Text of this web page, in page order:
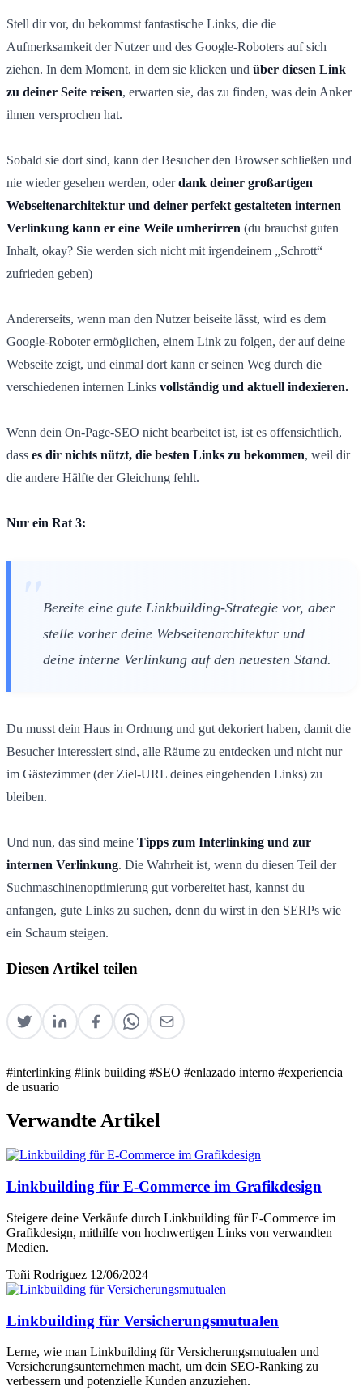
Stell dir vor, du bekommst fantastische Links, die die
Aufmerksamkeit der Nutzer und des Google-Roboters auf sich
ziehen. In dem Moment, in dem sie klicken und über diesen Link
zu deiner Seite reisen, erwarten sie, das zu finden, was dein Anker
ihnen versprochen hat.
Sobald sie dort sind, kann der Besucher den Browser schließen und
nie wieder gesehen werden, oderdank deiner großartigen
Webseitenarchitektur und deiner perfekt gestalteten internen
Verlinkung kann er eine Weile umherirren (du brauchst guten
Inhalt, okay? Sie werden sich nicht mit irgendeinem „Schrott“
zufrieden geben)
Andererseits, wenn man den Nutzer beiseite lässt, wird es dem
Google-Roboter ermöglichen, einem Link zu folgen, der auf deine
Webseite zeigt, und einmal dort kann er seinen Weg durch die
verschiedenen internen Links vollständig und aktuell indexieren.
Wenn dein On-Page-SEO nicht bearbeitet ist, ist es offensichtlich,
dass es dir nichts nützt, die besten Links zu bekommen, weil dir
die andere Hälfte der Gleichung fehlt.
Nur ein Rat 3:
Bereite eine gute Linkbuilding-Strategie vor, aber
stelle vorher deine Webseitenarchitektur und
deine interne Verlinkung auf den neuesten Stand.
Du musst dein Haus in Ordnung und gut dekoriert haben, damit die
Besucher interessiert sind, alle Räume zu entdecken und nicht nur
im Gästezimmer (der Ziel-URL deines eingehenden Links) zu
bleiben.
Und nun, das sind meine Tipps zum Interlinking und zur
internen Verlinkung. Die Wahrheit ist, wenn du diesen Teil der
Suchmaschinenoptimierung gut vorbereitet hast, kannst du
anfangen, gute Links zu suchen, denn du wirst in den SERPs wie
ein Schaum steigen.
Diesen Artikel teilen
#interlinking #link building #SEO #enlazado interno #experiencia
de usuario
Verwandte Artikel
Linkbuilding für E-Commerce im Grafikdesign
Steigere deine Verkäufe durch Linkbuilding für E-Commerce im
Grafikdesign, mithilfe von hochwertigen Links von verwandten
Medien.
Toñi Rodriguez 12/06/2024
Linkbuilding für Versicherungsmutualen
Lerne, wie man Linkbuilding für Versicherungsmutualen und
Versicherungsunternehmen macht, um dein SEO-Ranking zu
verbessern und potenzielle Kunden anzuziehen.